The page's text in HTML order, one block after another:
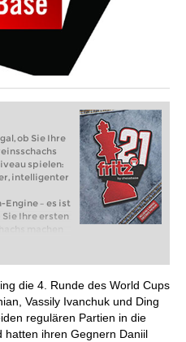
ob Sie Ihre
spielen:
intelligenter
Engine – es ist
Ihre ersten
machen
Mit
und
die 4. Runde des World Cups
Vassily Ivanchuk und Ding
regulären Partien in die
hatten ihren Gegnern Daniil